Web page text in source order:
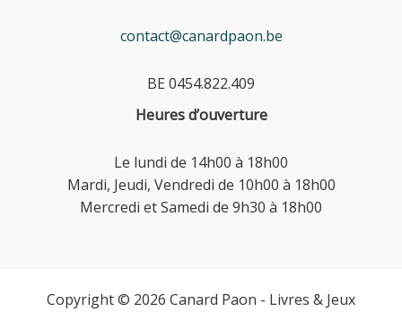
contact@canardpaon.be
BE 0454.822.409
Heures d’ouverture
Le lundi de 14h00 à 18h00
Mardi, Jeudi, Vendredi de 10h00 à 18h00
Mercredi et Samedi de 9h30 à 18h00
Copyright © 2026 Canard Paon - Livres & Jeux